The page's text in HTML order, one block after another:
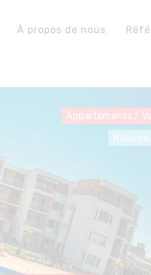
À propos de nous
Appartements /